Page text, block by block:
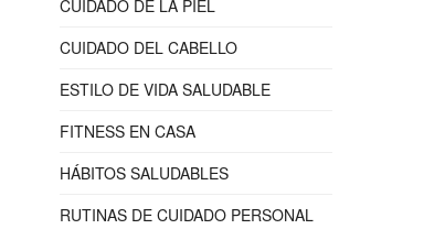
CUIDADO DE LA PIEL
CUIDADO DEL CABELLO
ESTILO DE VIDA SALUDABLE
FITNESS EN CASA
HÁBITOS SALUDABLES
RUTINAS DE CUIDADO PERSONAL